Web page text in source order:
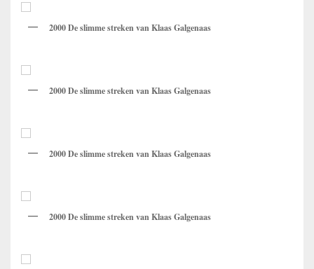
2000 De slimme streken van Klaas Galgenaas
2000 De slimme streken van Klaas Galgenaas
2000 De slimme streken van Klaas Galgenaas
2000 De slimme streken van Klaas Galgenaas